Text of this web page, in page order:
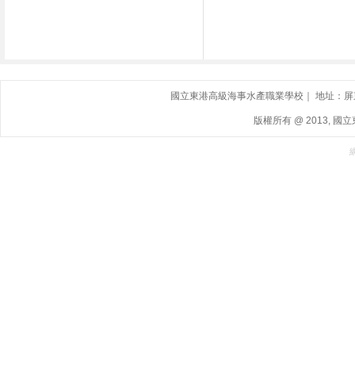
國立東港高級海事水產職業學校｜ 地址：
版權所有 @ 2013, 國